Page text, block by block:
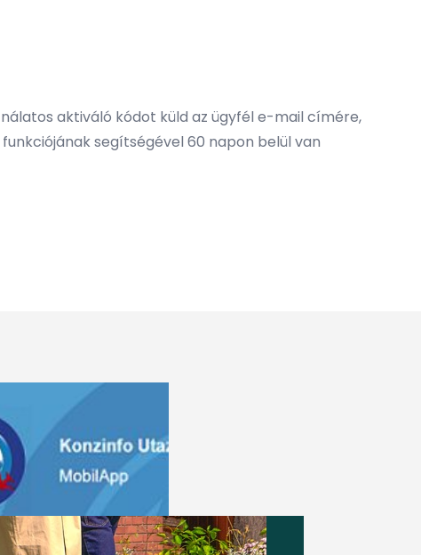
aktiváló kódot küld az ügyfél e-mail címére,
segítségével 60 napon belül van